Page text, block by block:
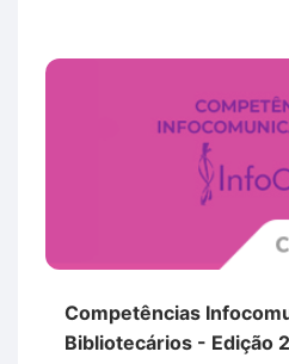
Competências
Bibliotecários - Edição